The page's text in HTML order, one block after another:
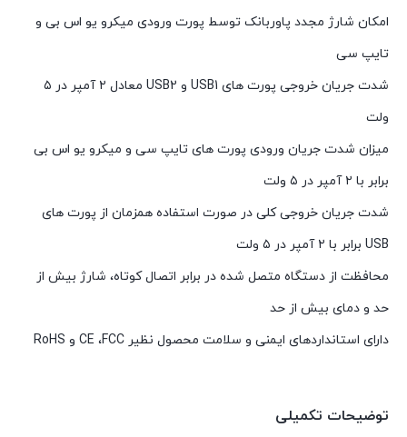
امکان شارژ مجدد پاوربانک توسط پورت ورودی میکرو یو اس بی و
تایپ سی
شدت جریان خروجی پورت های USB1 و USB2 معادل ۲ آمپر در ۵
ولت
میزان شدت جریان ورودی پورت های تایپ سی و میکرو یو اس بی
برابر با ۲ آمپر در ۵ ولت
شدت جریان خروجی کلی در صورت استفاده همزمان از پورت های
USB برابر با ۲ آمپر در ۵ ولت
محافظت از دستگاه متصل شده در برابر اتصال کوتاه، شارژ بیش از
حد و دمای بیش از حد
دارای استانداردهای ایمنی و سلامت محصول نظیر CE ،FCC و RoHS
توضیحات تکمیلی